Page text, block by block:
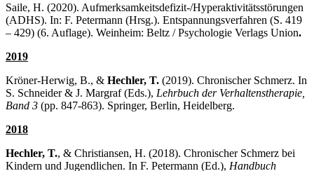
Saile, H. (2020). Aufmerksamkeitsdefizit-/Hyperaktivitätsstörungen
(ADHS). In: F. Petermann (Hrsg.). Entspannungsverfahren (S. 419
– 429) (6. Auflage). Weinheim: Beltz / Psychologie Verlags Union.
2019
Kröner-Herwig, B., & Hechler, T. (2019). Chronischer Schmerz. In
S. Schneider & J. Margraf (Eds.), Lehrbuch der Verhaltenstherapie,
Band 3 (pp. 847-863). Springer, Berlin, Heidelberg.
2018
Hechler, T., & Christiansen, H. (2018). Chronischer Schmerz bei
Kindern und Jugendlichen. In F. Petermann (Ed.), Handbuch